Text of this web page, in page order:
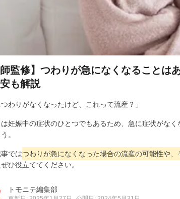
師監修】つわりが急になくなることは
も解説
つわりがなくなったけど、これって流産？」
妊娠中の症状のひとつでもあるため、急に症状がな
。
ではつわりが急になくなった場合の流産の可能性や
ひ役立ててください。
トモニテ編集部